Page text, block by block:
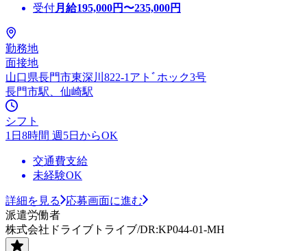
受付月給195,000円〜235,000円
勤務地
面接地
山口県長門市東深川822-1アトﾞホック3号
長門市駅、仙崎駅
シフト
1日8時間 週5日からOK
交通費支給
未経験OK
詳細を見る
応募画面に進む
派遣労働者
株式会社ドライブトライブ/DR:KP044-01-MH